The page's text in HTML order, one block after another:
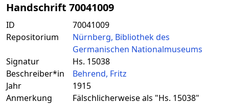
Handschrift 70041009
ID
70041009
Repositorium
Nürnberg, Bibliothek des
Germanischen Nationalmuseums
Signatur
Hs. 15038
Beschreiber*in
Behrend, Fritz
Jahr
1915
Anmerkung
Fälschlicherweise als "Hs. 15038"